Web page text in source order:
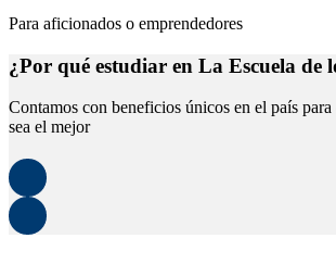
Para aficionados o emprendedores
¿Por qué estudiar en La Escuela de
Contamos con beneficios únicos en el país
sea el mejor